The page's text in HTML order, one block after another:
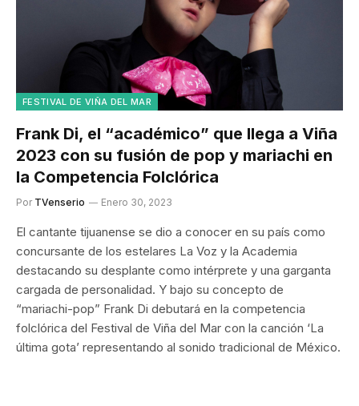
FESTIVAL DE VIÑA DEL MAR
Frank Di, el “académico” que llega a Viña
2023 con su fusión de pop y mariachi en
la Competencia Folclórica
Por TVenserio Enero 30, 2023
El cantante tijuanense se dio a conocer en su país como
concursante de los estelares La Voz y la Academia
destacando su desplante como intérprete y una garganta
cargada de personalidad. Y bajo su concepto de
“mariachi-pop” Frank Di debutará en la competencia
folclórica del Festival de Viña del Mar con la canción ‘La
última gota’ representando al sonido tradicional de México.